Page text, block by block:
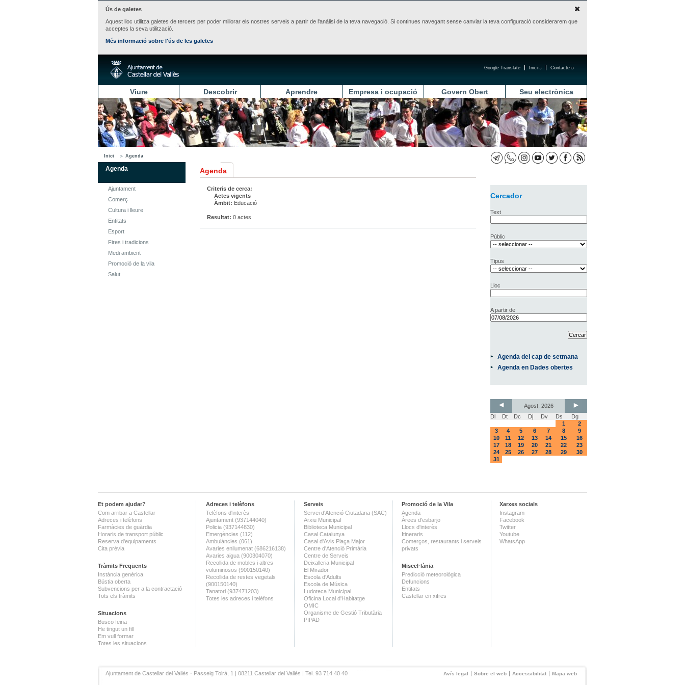
Ús de galetes
Aquest lloc utilitza galetes de tercers per poder millorar els nostres serveis a partir de l'anàlisi de la teva navegació. Si continues navegant sense canviar la teva configuració considerarem que
acceptes la seva utilització.
Més informació sobre l'ús de les galetes
Contacte
Inici
Google Translate
Viure Descobrir Aprendre Empresa i ocupació Govern Obert Seu electrònica
Inici Agenda
Agenda
Ajuntament
Comerç
Cultura i lleure
Entitats
Esport
Fires i tradicions
Medi ambient
Promoció de la vila
Salut
Agenda
Criteris de cerca:
Actes vigents
Àmbit: Educació
Resultat: 0 actes
Cercador
Text
Públic
Tipus
Lloc
A partir de
Agenda del cap de setmana
Agenda en Dades obertes
Agost, 2026
Dl
Dt Dc Dj Dv Ds
Dg
1
2
3
4 5 6 7 8
9
10
11 12 13 14 15
16
17
18 19 20 21 22
23
24
25 26 27 28 29
30
31
Et podem ajudar?
Com arribar a Castellar
Adreces i telèfons
Farmàcies de guàrdia
Horaris de transport públic
Reserva d'equipaments
Cita prèvia
Tràmits Freqüents
Instància genèrica
Bústia oberta
Subvencions per a la contractació
Tots els tràmits
Situacions
Busco feina
He tingut un fill
Em vull formar
Totes les situacions
Adreces i telèfons
Telèfons d'interès
Ajuntament (937144040)
Policia (937144830)
Emergències (112)
Ambulàncies (061)
Avaries enllumenat (686216138)
Avaries aigua (900304070)
Recollida de mobles i altres
voluminosos (900150140)
Recollida de restes vegetals
(900150140)
Tanatori (937471203)
Totes les adreces i telèfons
Serveis
Servei d'Atenció Ciutadana (SAC)
Arxiu Municipal
Biblioteca Municipal
Casal Catalunya
Casal d'Avis Plaça Major
Centre d'Atenció Primària
Centre de Serveis
Deixalleria Municipal
El Mirador
Escola d'Adults
Escola de Música
Ludoteca Municipal
Oficina Local d'Habitatge
OMIC
Organisme de Gestió Tributària
PIPAD
Promoció de la Vila
Agenda
Àrees d'esbarjo
Llocs d'interès
Itineraris
Comerços, restaurants i serveis
privats
Miscel·lània
Predicció meteorològica
Defuncions
Entitats
Castellar en xifres
Xarxes socials
Instagram
Facebook
Twitter
Youtube
WhatsApp
Avís legal Sobre el web Accessibilitat Mapa web
Ajuntament de Castellar del Vallès · Passeig Tolrà, 1 | 08211 Castellar del Vallès | Tel. 93 714 40 40